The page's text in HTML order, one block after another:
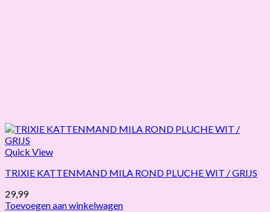
Quick View
TRIXIE KATTENMAND MILA ROND PLUCHE WIT / GRIJS
29,99
Toevoegen aan winkelwagen